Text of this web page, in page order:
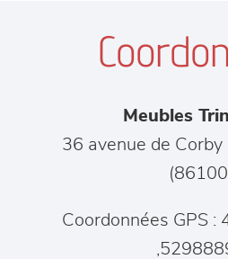
chambres et dressing
décoration
Meubles
36 avenue de Corby
(86100
Coordonnées GPS :